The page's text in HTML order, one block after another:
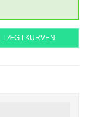
LÆG I KURVEN